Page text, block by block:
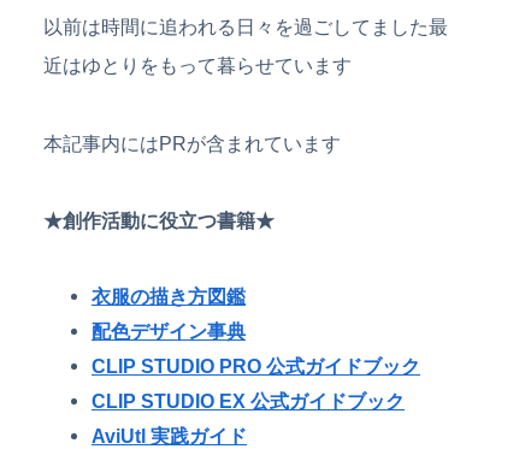
以前は時間に追われる日々を過ごしてました最
近はゆとりをもって暮らせています
本記事内にはPRが含まれています
★創作活動に役立つ書籍★
衣服の描き方図鑑
配色デザイン事典
CLIP STUDIO PRO 公式ガイドブック
CLIP STUDIO EX 公式ガイドブック
AviUtl 実践ガイド